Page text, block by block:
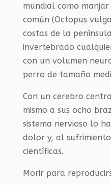
mundial como
común (Octopus
costas de la
invertebrado
con un volumen
perro de tamaño
Con un cerebro
mismo a sus ocho
sistema nervioso lo
dolor y, al
científicas.
Morir para